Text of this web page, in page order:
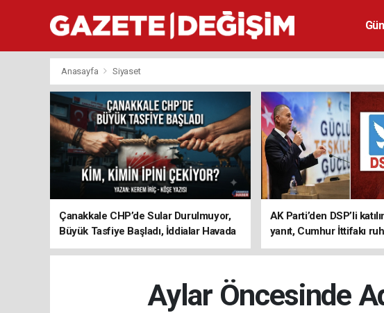
Anasayfa Siyaset
Çanakkale CHP’de Sular Durulmuyor,
Büyük Tasfiye Başladı, İddialar Havada
Uçuşuyor
AK Parti’den DSP’li
yanıt, Cumhur İttifakı
ediyoruz
Aylar Öncesinde